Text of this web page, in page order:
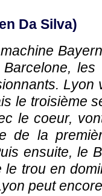
Da Silva)
les
Lyon
le troisième
le coeur,
de la
ensuite, le
trou en
peut